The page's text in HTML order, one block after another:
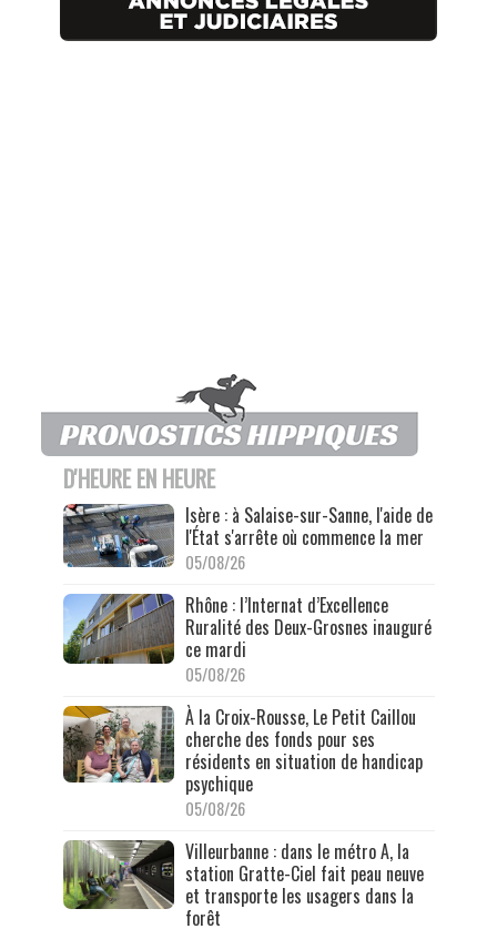
D'HEURE EN HEURE
Isère : à Salaise-sur-Sanne, l'aide de
l'État s'arrête où commence la mer
05/08/26
Rhône : l’Internat d’Excellence
Ruralité des Deux-Grosnes inauguré
ce mardi
05/08/26
À la Croix-Rousse, Le Petit Caillou
cherche des fonds pour ses
résidents en situation de handicap
psychique
05/08/26
Villeurbanne : dans le métro A, la
station Gratte-Ciel fait peau neuve
et transporte les usagers dans la
forêt